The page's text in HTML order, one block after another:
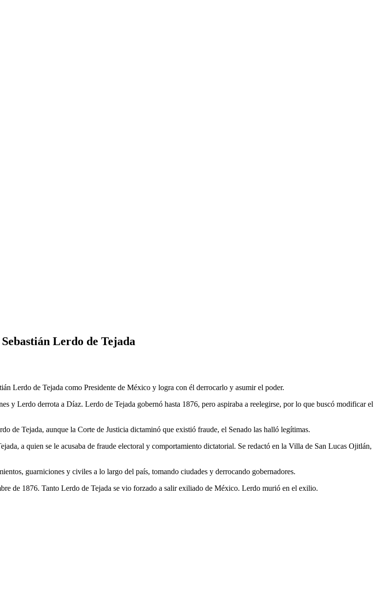
Lerdo de Tejada
Lerdo de Tejada como Presidente de México y logra con él derrocarlo y asumir el poder.
y Lerdo derrota a Díaz. Lerdo de Tejada gobernó hasta 1876, pero aspiraba a reelegirse, por lo que buscó modificar el
de Tejada, aunque la Corte de Justicia dictaminó que existió fraude, el Senado las halló legítimas.
a quien se le acusaba de fraude electoral y comportamiento dictatorial. Se redactó en la Villa de San Lucas Ojitlán,
guarniciones y civiles a lo largo del país, tomando ciudades y derrocando gobernadores.
de 1876. Tanto Lerdo de Tejada se vio forzado a salir exiliado de México. Lerdo murió en el exilio.